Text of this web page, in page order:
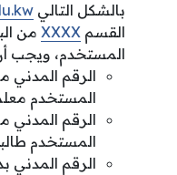
بالشكل التالي
القسم XXXX من
المستخدم، ويجب
المستخدم
المستخدم
الرقم المدني